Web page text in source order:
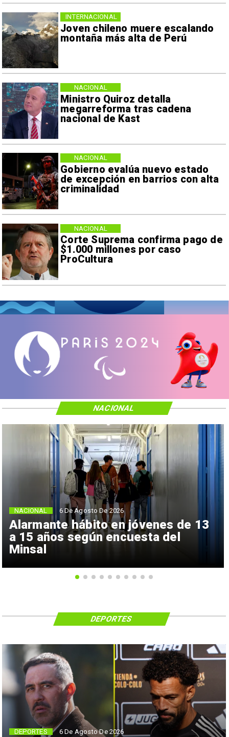
Joven chileno muere escalando
montaña más alta de Perú
INTERNACIONAL
Ministro Quiroz detalla
megarreforma tras cadena
nacional de Kast
NACIONAL
Gobierno evalúa nuevo estado
de excepción en barrios con alta
criminalidad
NACIONAL
Corte Suprema confirma pago de
$1.000 millones por caso
ProCultura
NACIONAL
Alarmante hábito en jóvenes de 13
a 15 años según encuesta del
Minsal
NACIONAL 6 De Agosto De 2026
NACIONAL
DEPORTES 6 De Agosto De 2026
DEPORTES